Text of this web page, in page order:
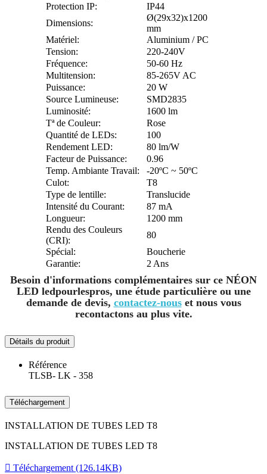
Protection IP:
IP44
Dimensions:
Ø(29x32)x1200
mm
Matériel:
Aluminium / PC
Tension:
220-240V
Fréquence:
50-60 Hz
Multitension:
85-265V AC
Puissance:
20 W
Source Lumineuse:
SMD2835
Luminosité:
1600 lm
Tª de Couleur:
Rose
Quantité de LEDs:
100
Rendement LED:
80 lm/W
Facteur de Puissance:
0.96
Temp. Ambiante Travail:
-20ºC ~ 50ºC
Culot:
T8
Type de lentille:
Translucide
Intensité du Courant:
87 mA
Longueur:
1200 mm
Rendu des Couleurs
(CRI):
80
Spécial:
Boucherie
Garantie:
2 Ans
Besoin d'informations complémentaires sur ce NÉON
LED ledpourlespros, une étude particulière ou une
demande de devis, contactez-nouset nous vous
recontactons au plus vite.
Détails du produit
Référence
TLSB- LK - 358
Téléchargement
INSTALLATION DE TUBES LED T8
INSTALLATION DE TUBES LED T8
 Téléchargement (126.14KB)